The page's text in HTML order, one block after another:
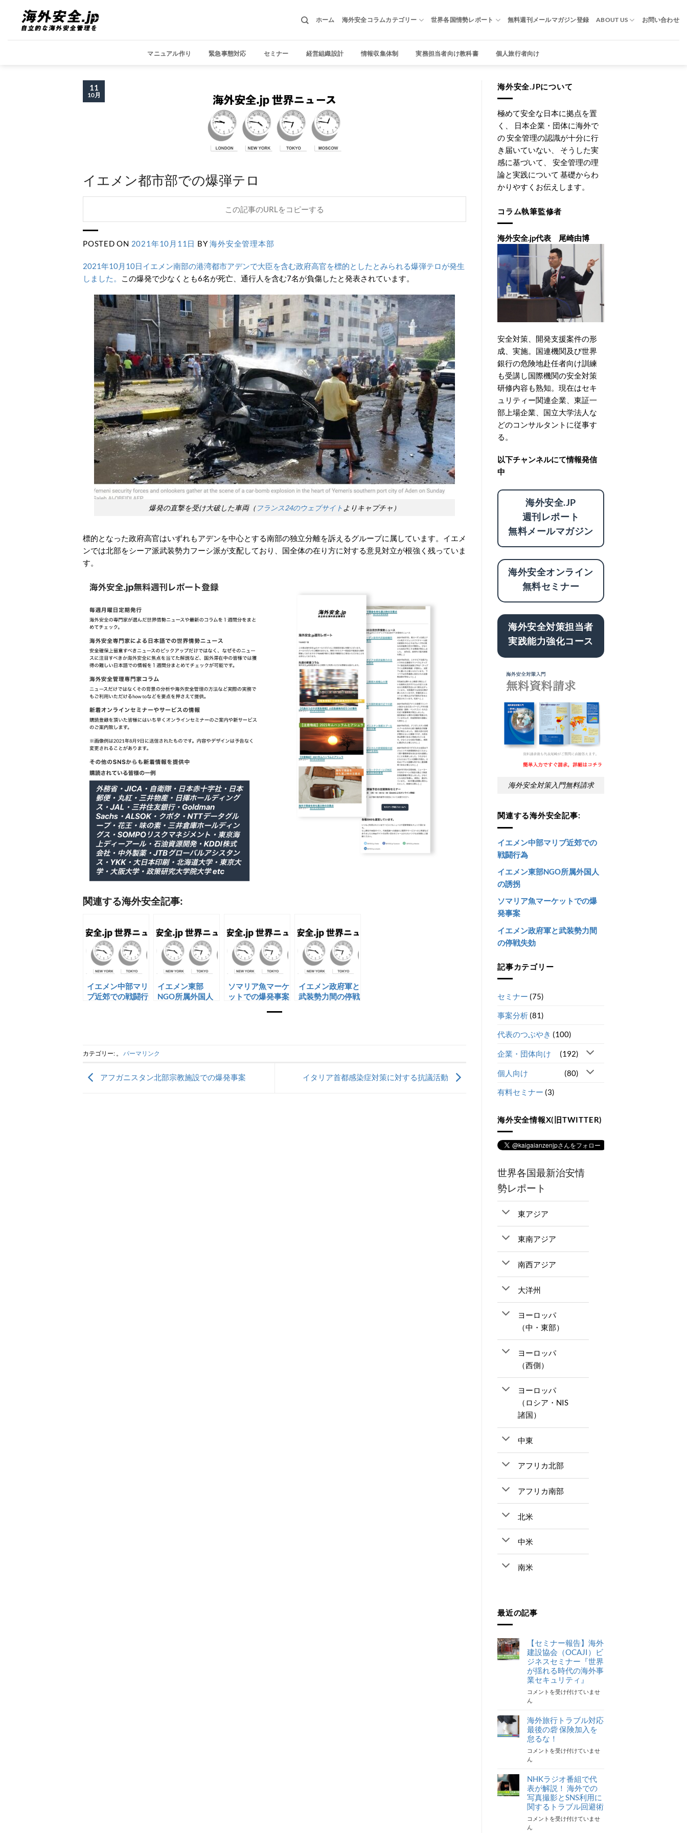
content
ホーム 海外安全コラムカテゴリー 世界各国情勢レポート 無料週刊メールマガジン登録 ABOUT US お問い合わせ
マニュアル作り 緊急事態対応 セミナー 経営組織設計 情報収集体制 実務担当者向け教科書 個人旅行者向け
11
10月
イエメン都市部での爆弾テロ
この記事のURLをコピーする
POSTED ON 2021年10月11日 BY海外安全管理本部
2021年10月10日イエメン南部の港湾都市アデンで大臣を含む政府高官を標的としたとみられる爆弾テロが発生
しました。
この爆発で少なくとも6名が死亡、通行人を含む7名が負傷したと発表されています。
爆発の直撃を受け大破した車両（フランス24のウェブサイト よりキャプチャ）
標的となった政府高官はいずれもアデンを中心とする南部の独立分離を訴えるグループに属しています。イエメ
ンでは北部をシーア派武装勢力フーシ派が支配しており、国全体の在り方に対する意見対立が根強く残っていま
す。
関連する海外安全記事:
イエメン中部マリ
ブ近郊での戦闘行
イエメン東部
NGO所属外国人
ソマリア魚マーケ
ットでの爆発事案
イエメン政府軍と
武装勢力間の停戦
カテゴリー: 。 パーマリンク
アフガニスタン北部宗教施設での爆発事案 イタリア首都感染症対策に対する抗議活動
海外安全.JPについて
極めて安全な日本に拠点を置
く、 日本企業・団体に海外で
の 安全管理の認識が十分に行
き届いていない、 そうした実
感に基づいて、 安全管理の理
論と実践について 基礎からわ
かりやすくお伝えします。
コラム執筆監修者
海外安全.jp代表 尾崎由博
安全対策、開発支援案件の形
成、実施。国連機関及び世界
銀行の危険地赴任者向け訓練
も受講し国際機関の安全対策
研修内容も熟知。現在はセキ
ュリティー関連企業、東証一
部上場企業、国立大学法人な
どのコンサルタントに従事す
る。
以下チャンネルにて情報発信
中
海外安全.JP
週刊レポート
無料メールマガジン
海外安全オンライン
無料セミナー
海外安全対策担当者
実践能力強化コース
海外安全対策入門無料請求
関連する海外安全記事:
イエメン中部マリブ近郊での
戦闘行為
イエメン東部NGO所属外国人
の誘拐
ソマリア魚マーケットでの爆
発事案
イエメン政府軍と武装勢力間
の停戦失効
記事カテゴリー
セミナー (75)
事案分析 (81)
代表のつぶやき (100)
企業・団体向け (192)
個人向け (80)
有料セミナー (3)
海外安全情報X(旧TWITTER)
世界各国最新治安情
勢レポート
東アジア
東南アジア
南西アジア
大洋州
ヨーロッパ
（中・東部）
ヨーロッパ
（西側）
ヨーロッパ
（ロシア・NIS
諸国）
中東
アフリカ北部
アフリカ南部
北米
中米
南米
最近の記事
【セミナー報告】海外
建設協会（OCAJI）ビ
ジネスセミナー『世界
が揺れる時代の海外事
業セキュリティ』
【セ
ミ
ー
報
告】
海
外
建
協
会
（OCAJI）
ビ
ネ
ス
コメントを受け付けていませ
ん
海外旅行トラブル対応
最後の砦 保険加入を
怠るな！
海
外
行
ト
ラ
ブ
ル
対
応
コメントを受け付けていませ
ん
NHKラジオ番組で代
表が解説！ 海外での
写真撮影とSNS利用に
関するトラブル回避術
NHK
ラ
コメントを受け付けていませ
ん